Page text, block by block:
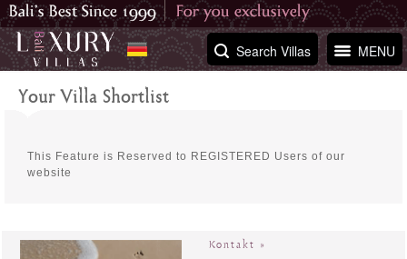
MENU
Search Villas
Your Villa Shortlist
This Feature is Reserved to REGISTERED Users of our
website
Kontakt »